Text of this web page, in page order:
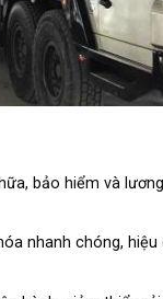
bảo hiểm và
nhanh chóng,